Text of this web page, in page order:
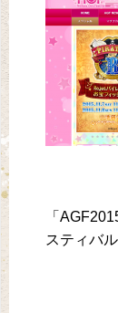
「
スティバ